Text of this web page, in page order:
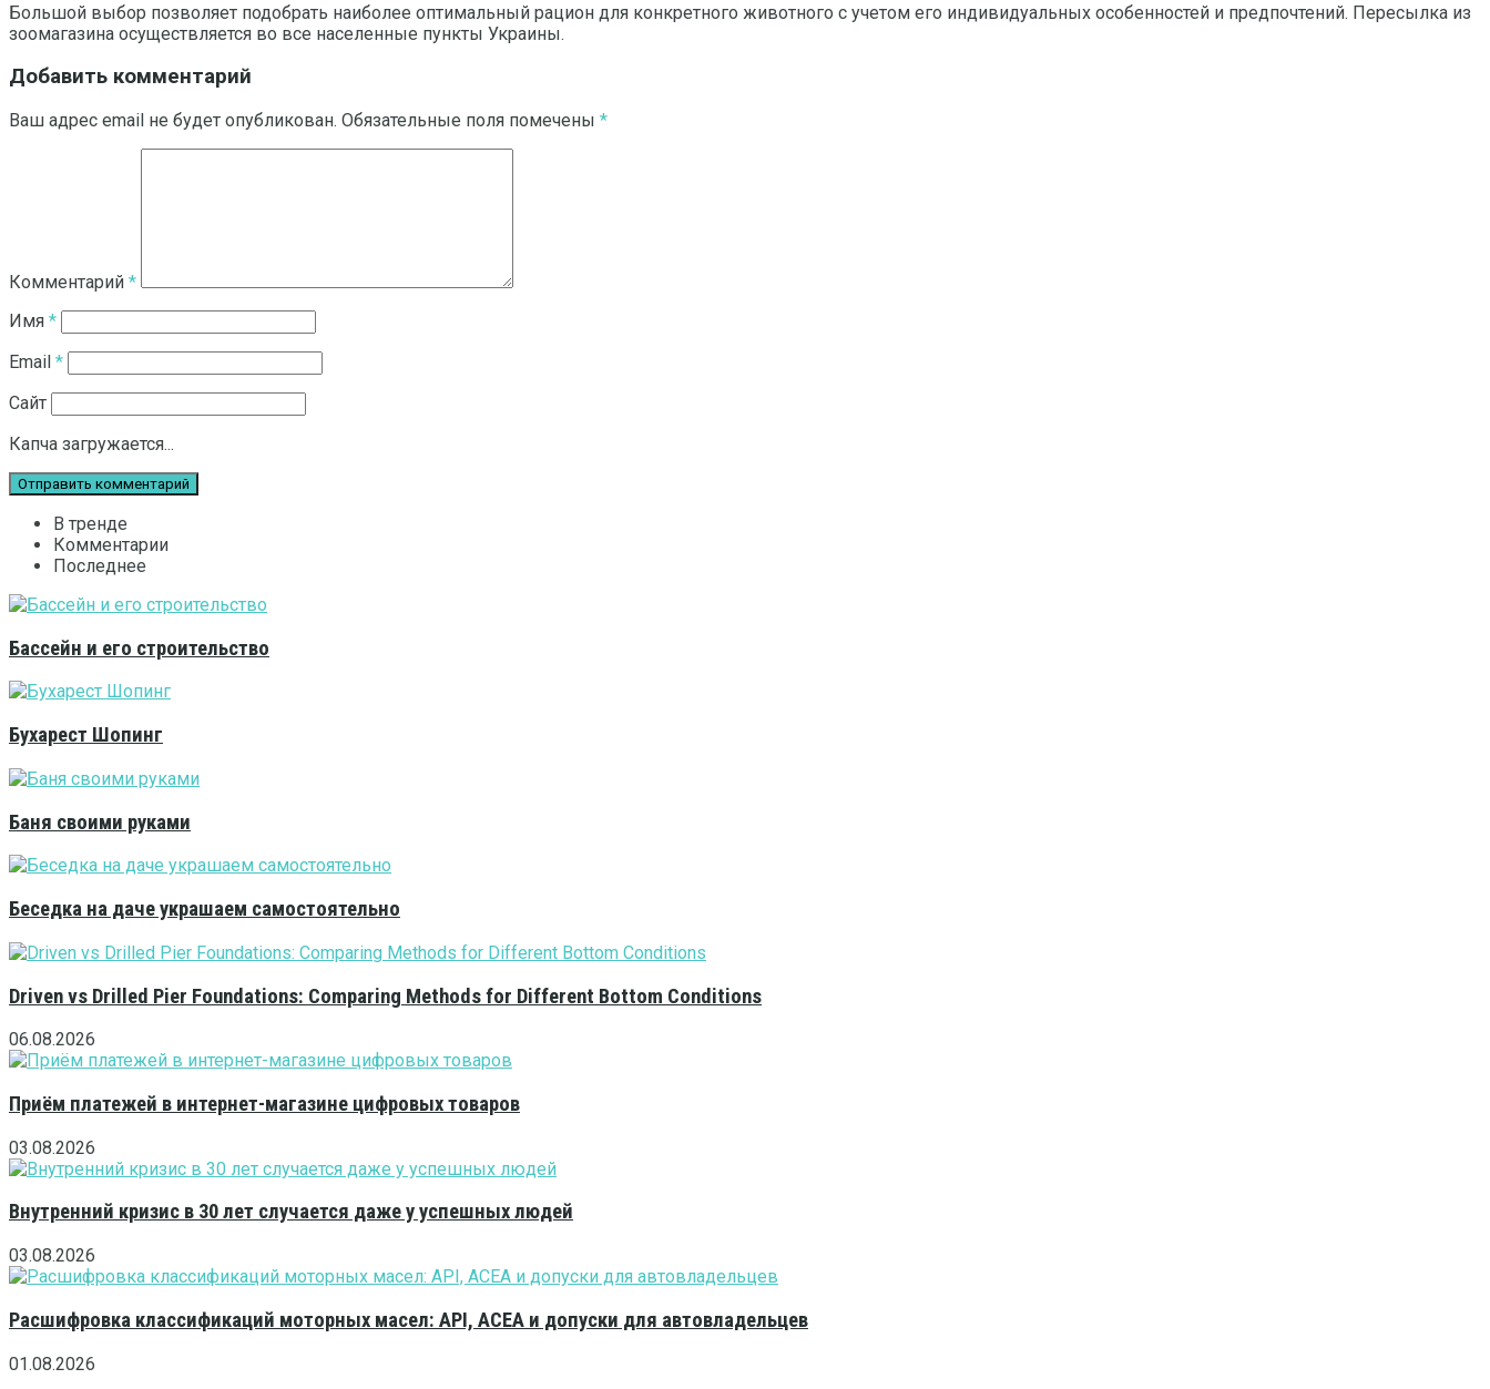
Большой выбор позволяет подобрать наиболее оптимальный рацион для конкретного животного с учетом его индивидуальных особенностей и предпочтений. Пересылка из
зоомагазина осуществляется во все населенные пункты Украины.
Добавить комментарий
Ваш адрес email не будет опубликован. Обязательные поля помечены *
Комментарий *
Имя *
Email *
Сайт
Капча загружается...
В тренде
Комментарии
Последнее
Бассейн и его строительство
Бухарест Шопинг
Баня своими руками
Беседка на даче украшаем самостоятельно
Driven vs Drilled Pier Foundations: Comparing Methods for Different Bottom Conditions
06.08.2026
Приём платежей в интернет-магазине цифровых товаров
03.08.2026
Внутренний кризис в 30 лет случается даже у успешных людей
03.08.2026
Расшифровка классификаций моторных масел: API, ACEA и допуски для автовладельцев
01.08.2026